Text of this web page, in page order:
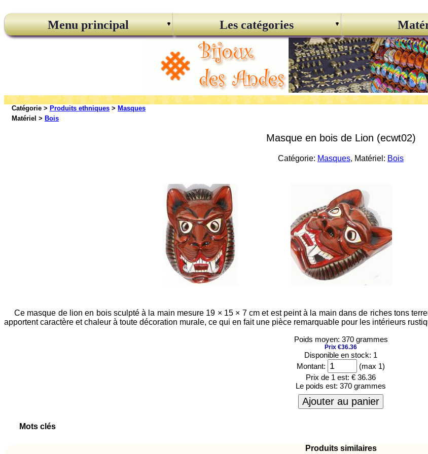
Menu principal Les catégories
Catégorie > Produits ethniques > Masques
Matériel > Bois
Masque en bois de Lion (ecwt02)
Catégorie: Masques, Matériel: Bois
Ce masque de lion en bois sculpté à la main mesure 19 × 15 × 7 cm et est peint à la main dans de riches tons
apportent caractère et chaleur à toute décoration murale, ce qui en fait une pièce remarquable pour les intérieurs
Poids moyen: 370 grammes
Prix €36.36
Disponible en stock: 1
Montant:
(max 1)
Prix de 1 est: € 36.36
Le poids est: 370 grammes
Ajouter au panier
Mots clés
Produits similaires